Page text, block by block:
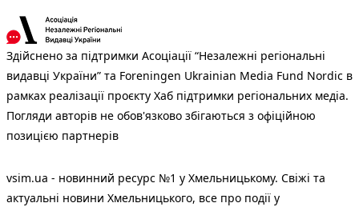
Здійснено за підтримки Асоціації “Незалежні регіональні
видавці України” та Foreningen Ukrainian Media Fund Nordic в
рамках реалізації проєкту Хаб підтримки регіональних медіа.
Погляди авторів не обов'язково збігаються з офіційною
позицією партнерів
vsim.ua - новинний ресурс №1 у Хмельницькому. Свіжі та
актуальні новини Хмельницького, все про події у